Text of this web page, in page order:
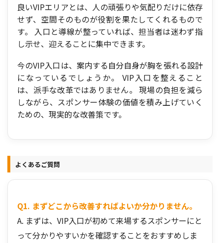
良いVIPエリアとは、人の頑張りや気配りだけに依存
せず、空間そのものが役割を果たしてくれるもので
す。 入口と導線が整っていれば、担当者は迷わず指
し示せ、迎えることに集中できます。
今のVIP入口は、案内する自分自身が胸を張れる設計
になっているでしょうか。 VIP入口を整えること
は、派手な改革ではありません。 現場の負担を減ら
しながら、スポンサー体験の価値を積み上げていく
ための、現実的な改善策です。
よくあるご質問
Q1. まずどこから改善すればよいか分かりません。
A. まずは、VIP入口が初めて来場するスポンサーにと
って分かりやすいかを確認することをおすすめしま